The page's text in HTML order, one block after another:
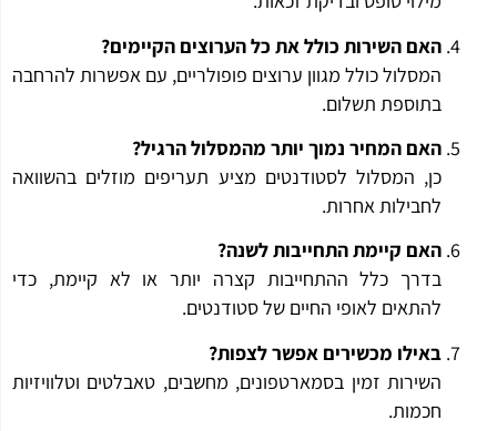
האם השירות כולל את כל הערוצים הקיימים?
המסלול כולל מגוון ערוצים פופולריים, עם אפשרות להרחבה
בתוספת תשלום.
האם המחיר נמוך יותר מהמסלול הרגיל?
כן, המסלול לסטודנטים מציע תעריפים מוזלים בהשוואה
לחבילות אחרות.
האם קיימת התחייבות לשנה?
בדרך כלל ההתחייבות קצרה יותר או לא קיימת, כדי
להתאים לאופי החיים של סטודנטים.
באילו מכשירים אפשר לצפות?
השירות זמין בסמארטפונים, מחשבים, טאבלטים וטלוויזיות
חכמות.